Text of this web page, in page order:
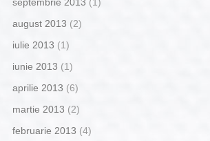
august 2013 (2)
iulie 2013 (1)
iunie 2013 (1)
aprilie 2013 (6)
martie 2013 (2)
februarie 2013 (4)